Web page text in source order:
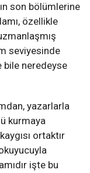
son bölümlerine
özellikle
seviyesinde
bile neredeyse
yazarlarla
kurmaya
ortaktır
işte bu